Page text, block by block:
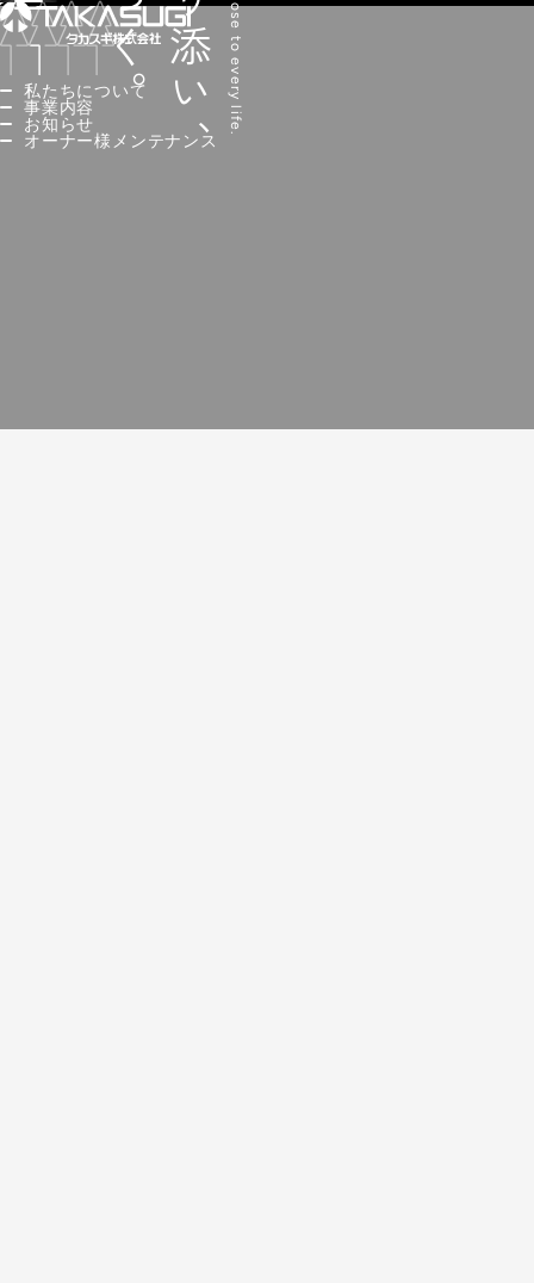
私たちについて
事業内容
お知らせ
オーナー様メンテナンス